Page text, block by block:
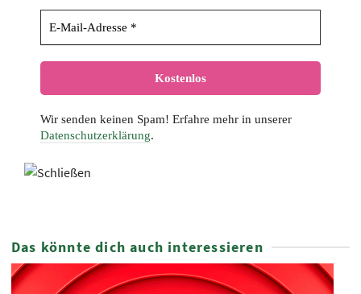
Wir senden keinen Spam! Erfahre mehr in unserer
Datenschutzerklärung.
Das könnte dich auch interessieren